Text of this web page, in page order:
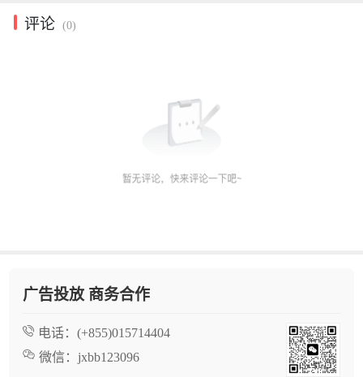
评论 (0)
广告投放 商务合作
电话： (+855)015714404
微信： jxbb123096